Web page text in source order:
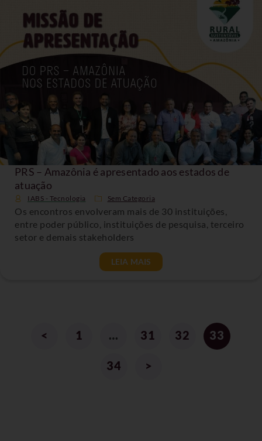
PRS – Amazônia é apresentado aos estados de
atuação
IABS - Tecnologia Sem Categoria
Os encontros envolveram mais de 30 instituições,
entre poder público, instituições de pesquisa, terceiro
setor e demais stakeholders
LEIA MAIS
< 1 … 31 32 33
34 >